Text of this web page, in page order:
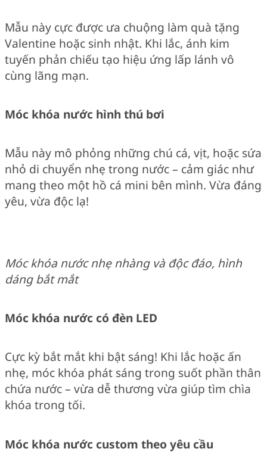
Mẫu này cực được ưa chuộng làm quà tặng
Valentine hoặc sinh nhật. Khi lắc, ánh kim
tuyến phản chiếu tạo hiệu ứng lấp lánh vô
cùng lãng mạn.
Móc khóa nước hình thú bơi
Mẫu này mô phỏng những chú cá, vịt, hoặc sứa
nhỏ di chuyển nhẹ trong nước – cảm giác như
mang theo một hồ cá mini bên mình. Vừa đáng
yêu, vừa độc lạ!
Móc khóa nước nhẹ nhàng và độc đáo, hình
dáng bắt mắt
Móc khóa nước có đèn LED
Cực kỳ bắt mắt khi bật sáng! Khi lắc hoặc ấn
nhẹ, móc khóa phát sáng trong suốt phần thân
chứa nước – vừa dễ thương vừa giúp tìm chìa
khóa trong tối.
Móc khóa nước custom theo yêu cầu